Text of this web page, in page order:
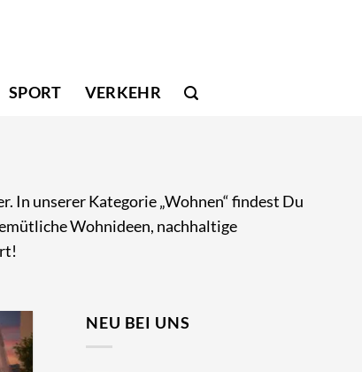
SPORT VERKEHR
In unserer Kategorie „Wohnen“ findest Du
Wohnideen, nachhaltige
NEU BEI UNS